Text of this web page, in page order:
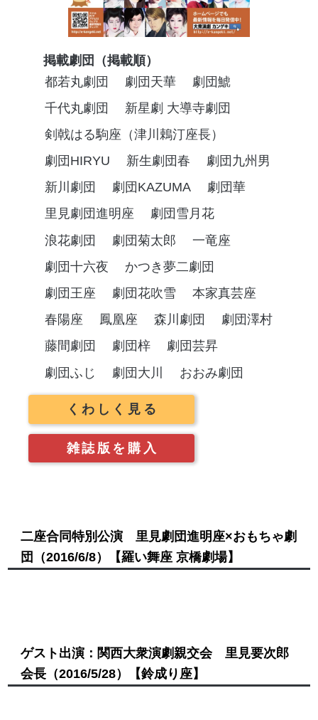
掲載劇団（掲載順）
都若丸劇団
劇団天華
劇団鯱
千代丸劇団
新星劇 大導寺劇団
剣戟はる駒座（津川鵣汀座長）
劇団HIRYU
新生劇団春
劇団九州男
新川劇団
劇団KAZUMA
劇団華
里見劇団進明座
劇団雪月花
浪花劇団
劇団菊太郎
一竜座
劇団十六夜
かつき夢二劇団
劇団王座
劇団花吹雪
本家真芸座
春陽座
鳳凰座 森川劇団
劇団澤村
藤間劇団
劇団梓
劇団芸昇
劇団ふじ
劇団大川 おおみ劇団
くわしく見る
雑誌版を購入
二座合同特別公演 里見劇団進明座×おもちゃ劇
団
（2016/6/8） 【羅い舞座 京橋劇場】
ゲスト出演：関西大衆演劇親交会 里見要次郎
会長（2016/5/28） 【鈴成り座】